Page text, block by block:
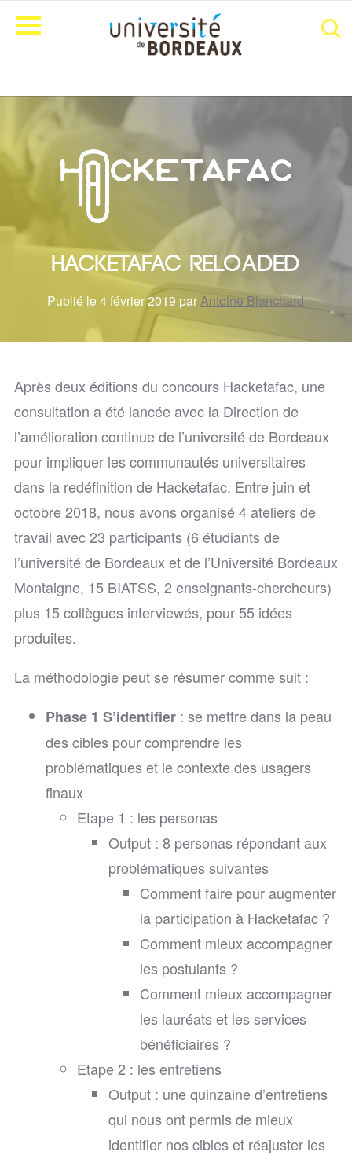
Hacketafac reloaded
Publié le 4 février 2019 parAntoine Blanchard
Après deux éditions du concours Hacketafac, une
consultation a été lancée avec la Direction de
l’amélioration continue de l’université de Bordeaux
pour impliquer les communautés universitaires
dans la redéfinition de Hacketafac. Entre juin et
octobre 2018, nous avons organisé 4 ateliers de
travail avec 23 participants (6 étudiants de
l’université de Bordeaux et de l’Université Bordeaux
Montaigne, 15 BIATSS, 2 enseignants-chercheurs)
plus 15 collègues interviewés, pour 55 idées
produites.
La méthodologie peut se résumer comme suit :
Phase 1 S’identifier : se mettre dans la peau
des cibles pour comprendre les
problématiques et le contexte des usagers
finaux
Etape 1 : les personas
Output : 8 personas répondant aux
problématiques suivantes
Comment faire pour augmenter
la participation à Hacketafac ?
Comment mieux accompagner
les postulants ?
Comment mieux accompagner
les lauréats et les services
bénéficiaires ?
Etape 2 : les entretiens
Output : une quinzaine d’entretiens
qui nous ont permis de mieux
identifier nos cibles et réajuster les